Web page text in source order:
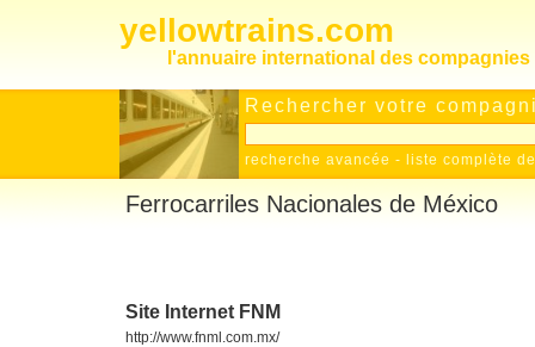
yellowtrains.com
l'annuaire international des
Rechercher votre
recherche avancée - liste complète
Ferrocarriles Nacionales de México
Site Internet FNM
http://www.fnml.com.mx/